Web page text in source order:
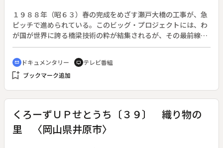
１９８８年（昭６３）春の完成をめざす瀬戸大橋の工事が、急
ピッチで進められている。このビッグ・プロジェクトには、わ
が国が世界に誇る橋梁技術の粋が結集されるが、その最前線に
立って活躍するのは橋梁特殊工、いわゆるとび職の集団であ
る。その数およそ１０００人。命綱一本に身を託す彼ら
の“技”なくしては工事は一歩たりとも進まない。番組では、瀬
戸大橋工事の最後のハイライトといわれる１３００トンの巨大
わたる工事を追った。とりわけ高所作業足場での密着取材と映
像は、とび職の厳しい仕事ぶりを良く描いたとして好評であっ
た。
cinematic_blur ドキュメンタリー tv テレビ番組
bookmark_add ブックマーク追加
くろーずＵＰせとうち〔３９〕 織り物の
里 〈岡山県井原市〉